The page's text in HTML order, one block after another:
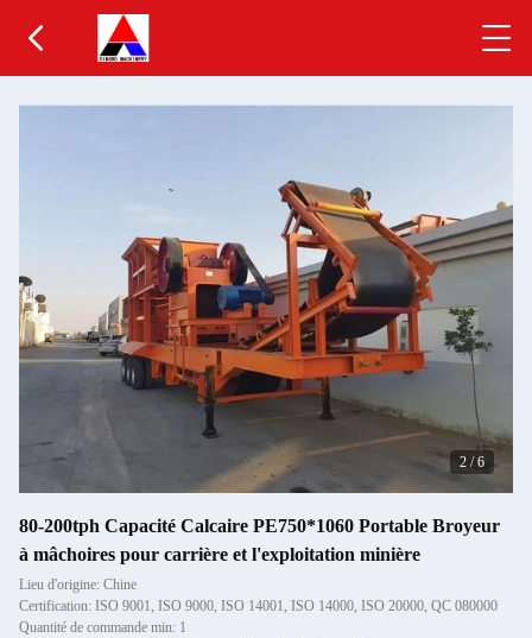
2 /6
80-200tph Capacité Calcaire PE750*1060 Portable Broyeur
à mâchoires pour carrière et l'exploitation minière
Lieu d'origine: Chine
Certification: ISO 9001, ISO 9000, ISO 14001, ISO 14000, ISO 20000, QC 080000
Quantité de commande min: 1